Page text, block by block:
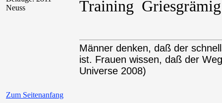
Neuss
Training
Zum Seitenanfang
Männer denken, daß der
ist. Frauen wissen, daß der
Universe 2008)